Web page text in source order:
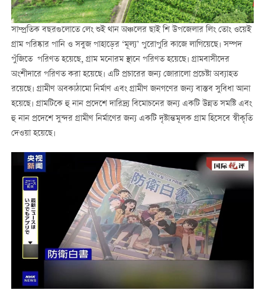
সাম্প্রতিক বছরগুলোতে লেং শুই থান অঞ্চলের ছাই শি উপজেলার লিং তোং ওয়েই
গ্রাম পরিষ্কার পানি ও সবুজ পাহাড়ের ‘মূল্য’ পুরোপুরি কাজে লাগিয়েছে। সম্পদ
পুঁজিতে পরিণত হয়েছে, গ্রাম মনোরম স্থানে পরিণত হয়েছে। গ্রামবাসীদের
অংশীদারে পরিণত করা হয়েছে। এটি প্রচারের জন্য জোরালো প্রচেষ্টা অব্যাহত
রয়েছে। গ্রামীণ অবকাঠামো নির্মাণ এবং গ্রামীণ জনগণের জন্য বাস্তব সুবিধা আনা
হয়েছে। গ্রামটিকে হু নান প্রদেশে দারিদ্র্য বিমোচনের জন্য একটি উন্নত সমষ্টি এবং
হু নান প্রদেশে সুন্দর গ্রামীণ নির্মাণের জন্য একটি দৃষ্টান্তমূলক গ্রাম হিসেবে স্বীকৃতি
দেওয়া হয়েছে।